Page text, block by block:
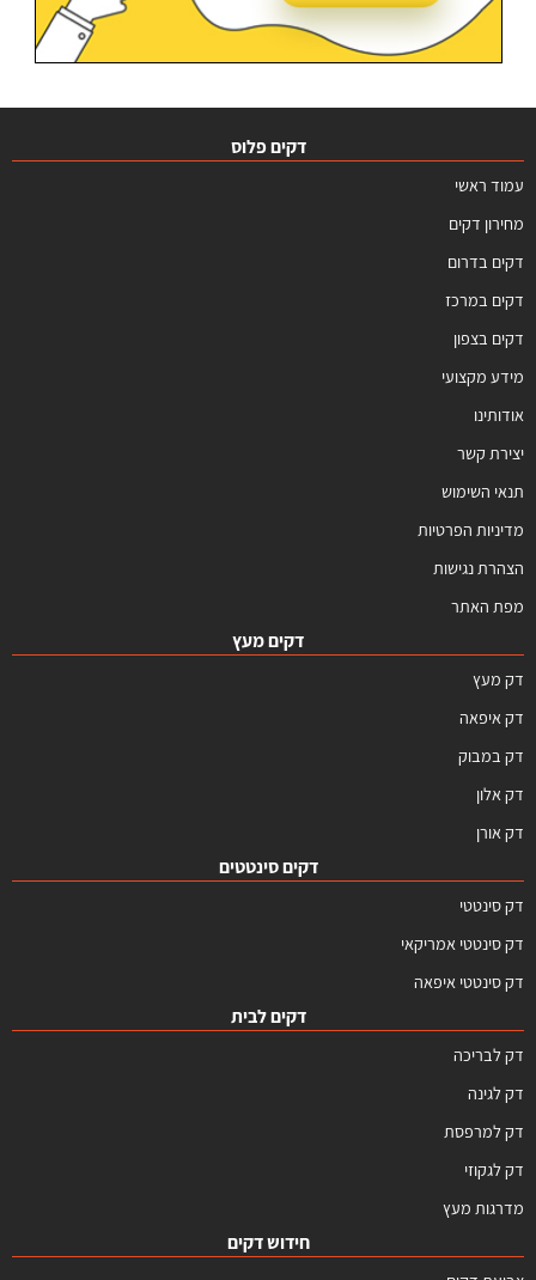
דקים פלוס
עמוד ראשי
מחירון דקים
דקים בדרום
דקים במרכז
דקים בצפון
מידע מקצועי
אודותינו
יצירת קשר
תנאי השימוש
מדיניות הפרטיות
הצהרת נגישות
מפת האתר
דקים מעץ
דק מעץ
דק איפאה
דק במבוק
דק אלון
דק אורן
דקים סינטטים
דק סינטטי
דק סינטטי אמריקאי
דק סינטטי איפאה
דקים לבית
דק לבריכה
דק לגינה
דק למרפסת
דק לגקוזי
מדרגות מעץ
חידוש דקים